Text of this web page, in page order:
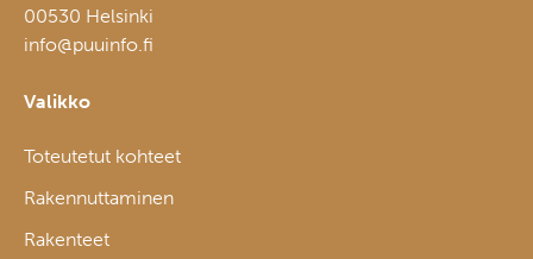
00530 Helsinki
info@puuinfo.fi
Valikko
Toteutetut kohteet
Rakennuttaminen
Rakenteet